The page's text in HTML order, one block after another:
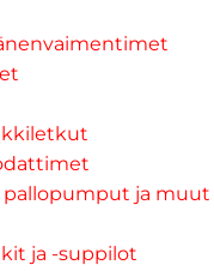
pallopumput ja muut
ja -suppilot